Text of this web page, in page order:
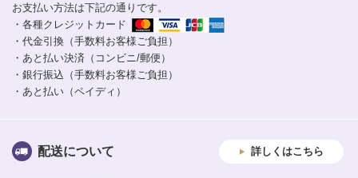
お支払い方法は下記の通りです。
・各種クレジットカード
・代金引換（手数料お客様ご負担）
・あと払い決済（コンビニ/郵便）
・銀行振込（手数料お客様ご負担）
・あと払い（ペイディ）
配送について 詳しくはこちら